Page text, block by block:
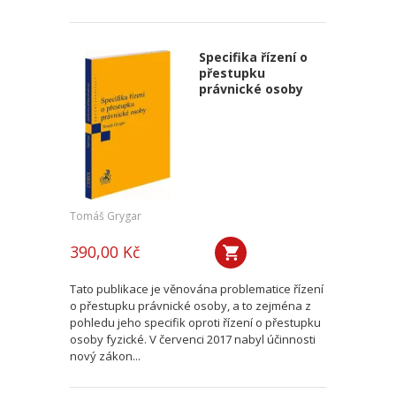
Specifika řízení o
přestupku
právnické osoby
Tomáš Grygar
390,00 Kč
Tato publikace je věnována problematice řízení
o přestupku právnické osoby, a to zejména z
pohledu jeho specifik oproti řízení o přestupku
osoby fyzické. V červenci 2017 nabyl účinnosti
nový zákon...